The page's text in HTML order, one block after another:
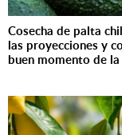
Cosecha de palta
las proyecciones y
buen momento de